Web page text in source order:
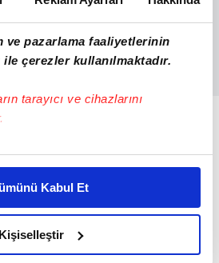
ve pazarlama faaliyetlerinin
çerezler kullanılmaktadır.
tarayıcı ve cihazlarını
halinde sizlere özel
yaşatabiliriz. Bunu yaparken
iyi bir reklam deneyimi sunmak
iyi içerikleri sunabilmek adına
gösterdiğimizi ve bu noktada,
Kabul Et
Kişiselleştir
Başsavcı Mustafa
yapan gazeteci Engin
vedalaşmasını şu